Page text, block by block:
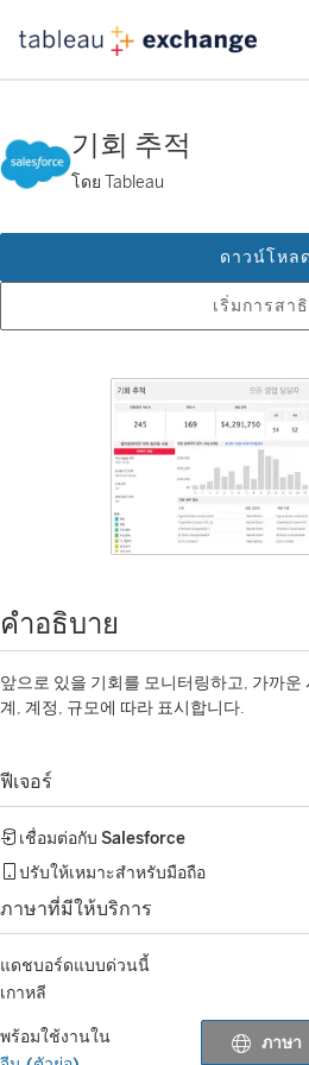
기회 추적
โดย Tableau
เริ่มการสา
ดาวน์โหลด
คำอธิบาย
앞으로 있을 기회를 모니터링하고, 가까
계, 계정, 규모에 따라 표시합니다.
ฟีเจอร์
เชื่อมต่อกับ Salesforce
ปรับให้เหมาะสำหรับมือถือ
ภาษาที่มีให้บริการ
แดชบอร์ดแบบด่วนนี้
เกาหลี
พร้อมใช้งานใน
ภาษา